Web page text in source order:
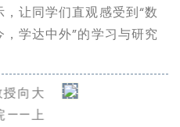
，让同学们直观感受到“数
，学达中外”的学习与研究
向大
——上